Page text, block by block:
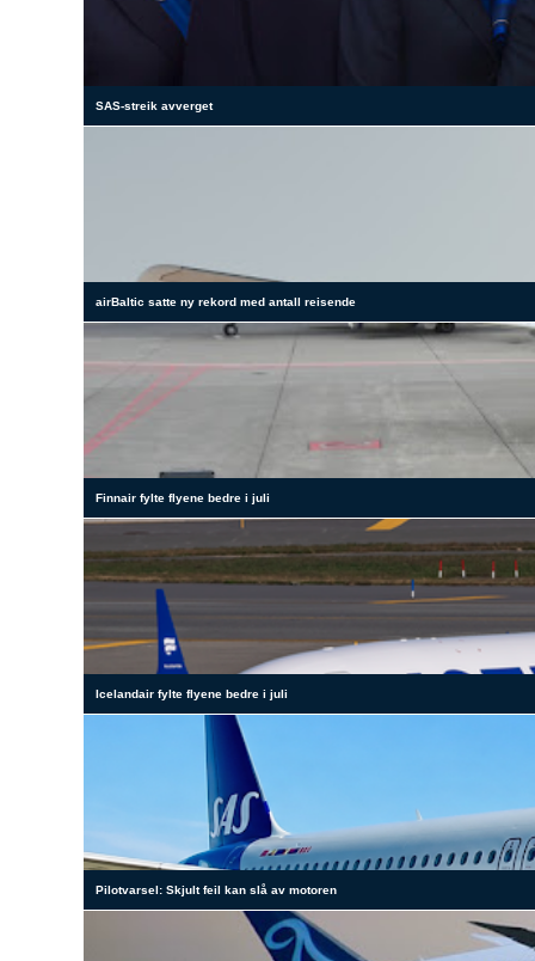
SAS-streik avverget
airBaltic satte ny rekord med antall reisende
Finnair fylte flyene bedre i juli
Icelandair fylte flyene bedre i juli
Pilotvarsel: Skjult feil kan slå av motoren